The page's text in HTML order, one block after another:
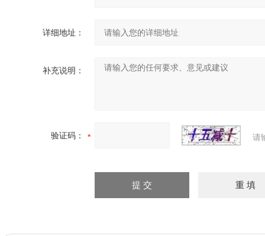
详细地址：
补充说明：
验证码： 请